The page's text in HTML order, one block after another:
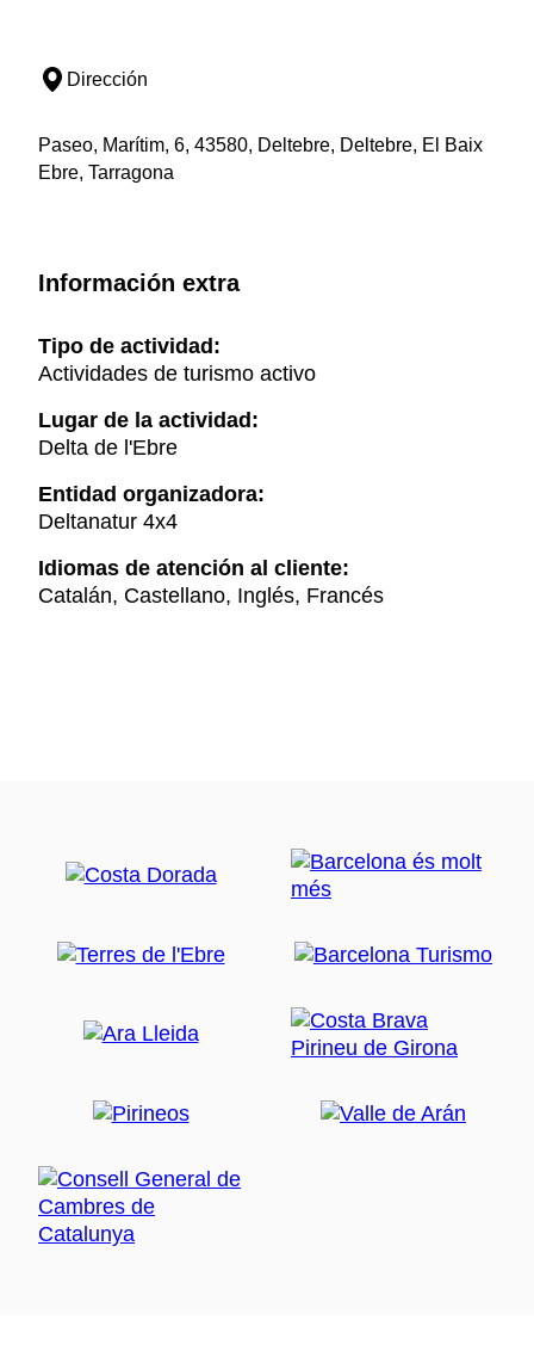
Dirección
Paseo, Marítim, 6, 43580, Deltebre, Deltebre, El Baix
Ebre, Tarragona
Información extra
Tipo de actividad:
Actividades de turismo activo
Lugar de la actividad:
Delta de l'Ebre
Entidad organizadora:
Deltanatur 4x4
Idiomas de atención al cliente:
Catalán, Castellano, Inglés, Francés